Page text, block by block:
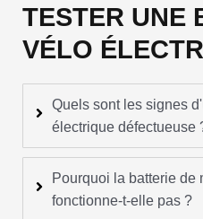
TESTER UNE
VÉLO
Quels sont les signes
électrique défectueuse
Pourquoi la batterie de
fonctionne-t-elle pas ?